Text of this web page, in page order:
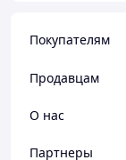
Покупателям
Продавцам
О нас
Партнеры